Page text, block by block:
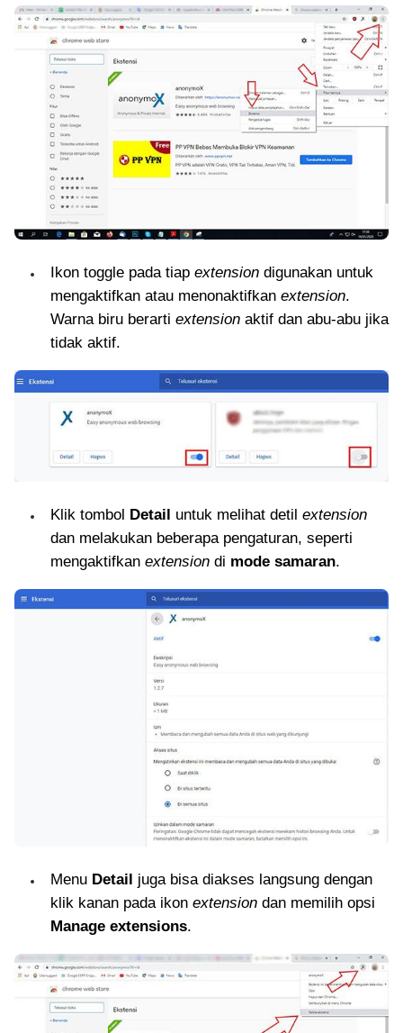
Ikon toggle pada tiap extension digunakan untuk
mengaktifkan atau menonaktifkan extension.
Warna biru berarti extension aktif dan abu-abu jika
tidak aktif.
Klik tombol Detail untuk melihat detil extension
dan melakukan beberapa pengaturan, seperti
mengaktifkan extension di mode samaran.
Menu Detail juga bisa diakses langsung dengan
klik kanan pada ikon extension dan memilih opsi
Manage extensions.